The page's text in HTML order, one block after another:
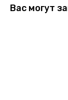
Вас могут